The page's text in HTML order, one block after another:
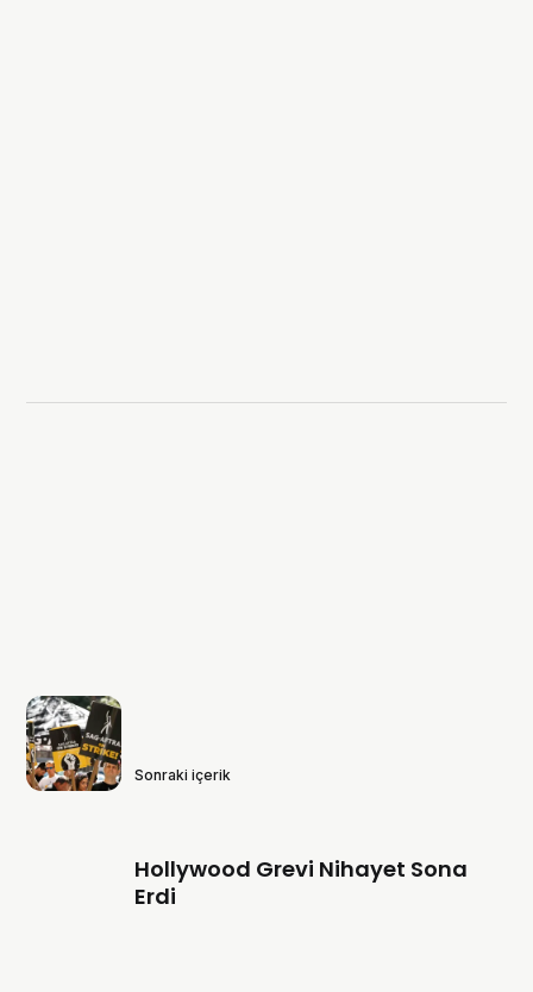
Sonraki içerik
Hollywood Grevi Nihayet Sona
Erdi